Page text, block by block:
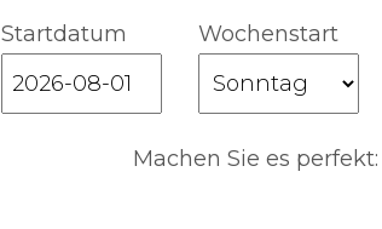
Startdatum Wochenstart
Machen Sie es